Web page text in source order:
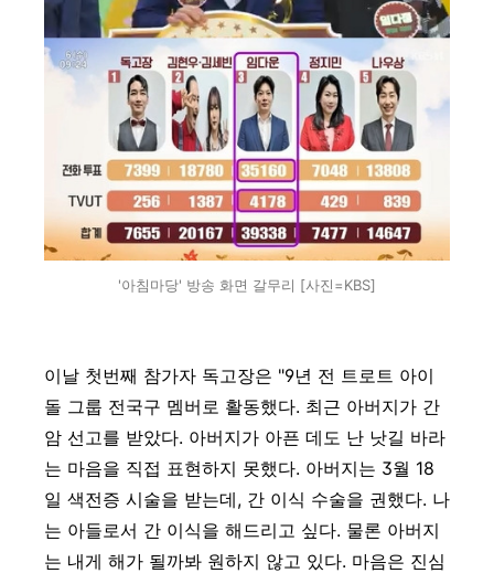
'아침마당' 방송 화면 갈무리 [사진=KBS]
이날 첫번째 참가자 독고장은 "9년 전 트로트 아이
돌 그룹 전국구 멤버로 활동했다. 최근 아버지가 간
암 선고를 받았다. 아버지가 아픈 데도 난 낫길 바라
는 마음을 직접 표현하지 못했다. 아버지는 3월 18
일 색전증 시술을 받는데, 간 이식 수술을 권했다. 나
는 아들로서 간 이식을 해드리고 싶다. 물론 아버지
는 내게 해가 될까봐 원하지 않고 있다. 마음은 진심